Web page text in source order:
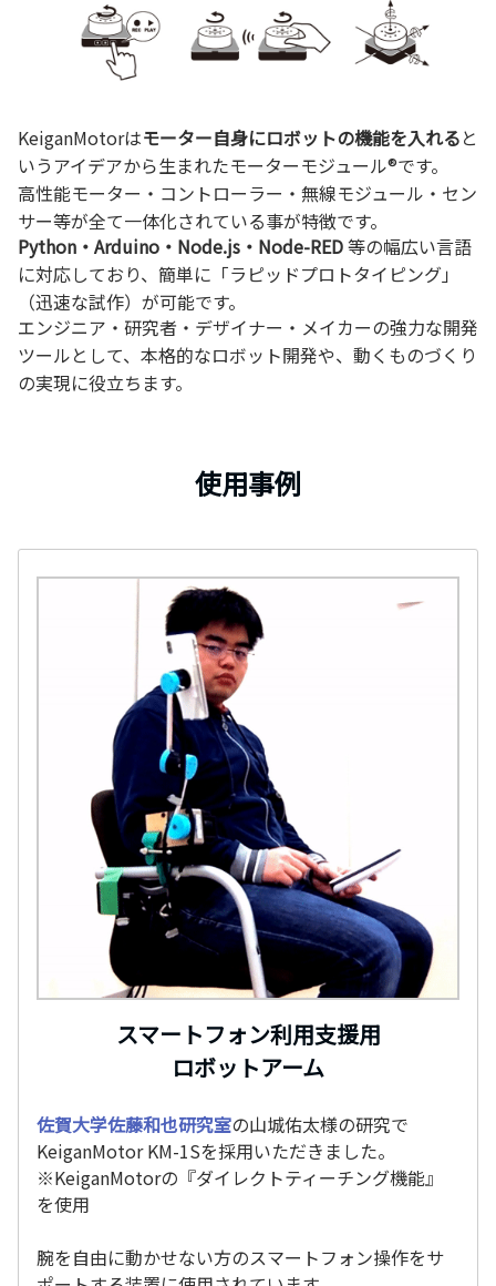
KeiganMotorはモーター自身にロボットの機能を入れると
いうアイデアから生まれたモーターモジュール®です。
高性能モーター・コントローラー・無線モジュール・セン
サー等が全て一体化されている事が特徴です。
Python・Arduino・Node.js・Node-RED等の幅広い言語
に対応しており、簡単に「ラピッドプロトタイピング」
（迅速な試作）が可能です。
エンジニア・研究者・デザイナー・メイカーの強力な開発
ツールとして、本格的なロボット開発や、動くものづくり
の実現に役立ちます。
使用事例
スマートフォン利用支援用
ロボットアーム
佐賀大学佐藤和也研究室の山城佑太様の研究で
KeiganMotor KM-1Sを採用いただきました。
※KeiganMotorの『ダイレクトティーチング機能』
を使用
腕を自由に動かせない方のスマートフォン操作をサ